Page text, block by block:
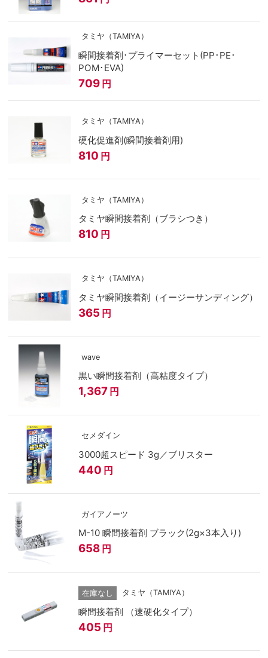
タミヤ（TAMIYA）
瞬間接着剤･プライマーセット(PP･PE･
POM･EVA)
709 円
タミヤ（TAMIYA）
硬化促進剤(瞬間接着剤用)
810 円
タミヤ（TAMIYA）
タミヤ瞬間接着剤（ブラシつき）
810 円
タミヤ（TAMIYA）
タミヤ瞬間接着剤（イージーサンディング）
365 円
wave
黒い瞬間接着剤（高粘度タイプ）
1,367 円
セメダイン
3000超スピード 3g／ブリスター
440 円
ガイアノーツ
M-10 瞬間接着剤 ブラック(2g×3本入り)
658 円
在庫なし タミヤ（TAMIYA）
瞬間接着剤 （速硬化タイプ）
405 円